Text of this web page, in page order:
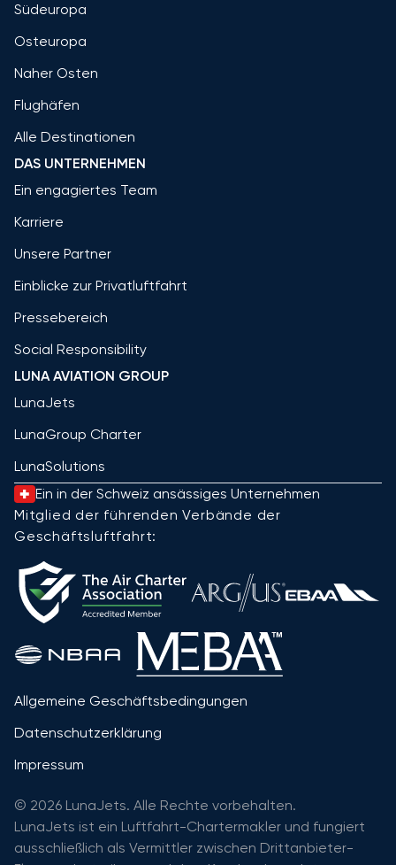
Südeuropa
Osteuropa
Naher Osten
Flughäfen
Alle Destinationen
DAS UNTERNEHMEN
Ein engagiertes Team
Karriere
Unsere Partner
Einblicke zur Privatluftfahrt
Pressebereich
Social Responsibility
LUNA AVIATION GROUP
LunaJets
LunaGroup Charter
LunaSolutions
Ein in der Schweiz ansässiges Unternehmen
Mitglied der führenden Verbände der
Geschäftsluftfahrt:
Allgemeine Geschäftsbedingungen
Datenschutzerklärung
Impressum
© 2026 LunaJets. Alle Rechte vorbehalten.
LunaJets ist ein Luftfahrt-Chartermakler und fungiert
ausschließlich als Vermittler zwischen Drittanbieter-